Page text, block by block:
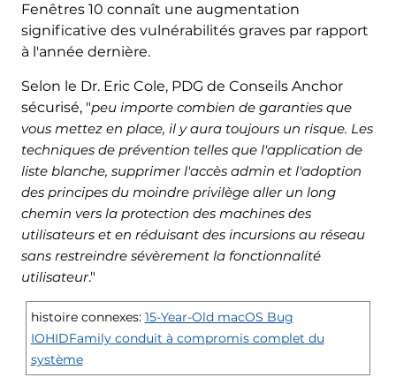
Fenêtres 10 connaît une augmentation
significative des vulnérabilités graves par rapport
à l'année dernière.
Selon le Dr. Eric Cole, PDG de Conseils Anchor
sécurisé, "peu importe combien de garanties que
vous mettez en place, il y aura toujours un risque. Les
techniques de prévention telles que l'application de
liste blanche, supprimer l'accès admin et l'adoption
des principes du moindre privilège aller un long
chemin vers la protection des machines des
utilisateurs et en réduisant des incursions au réseau
sans restreindre sévèrement la fonctionnalité
utilisateur."
histoire connexes: 15-Year-Old macOS Bug
IOHIDFamily conduit à compromis complet du
système